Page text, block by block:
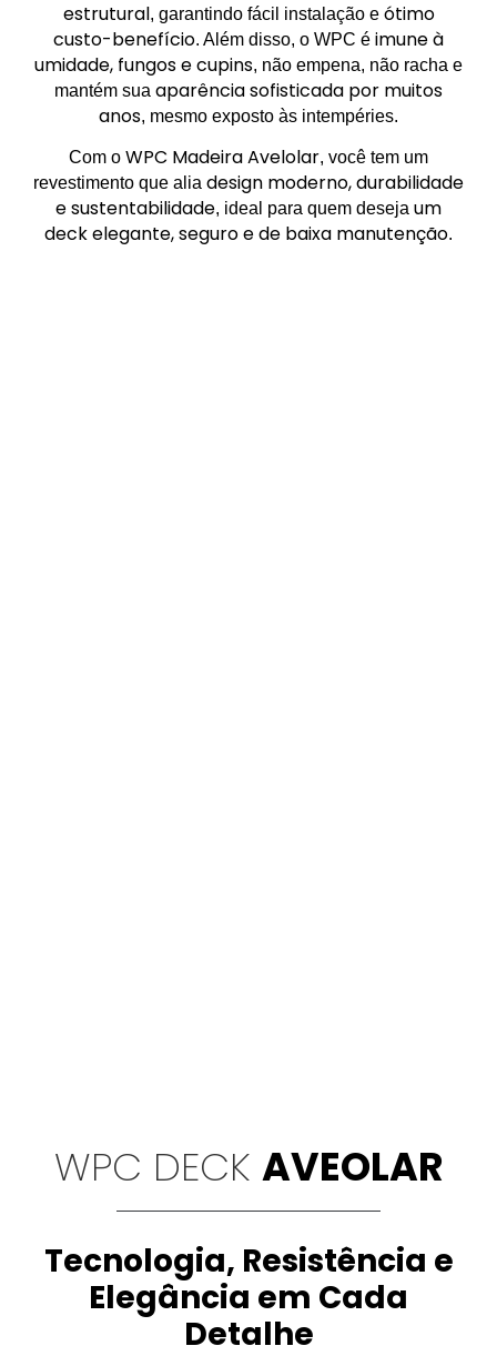
estrutural, garantindo fácil instalação e ótimo
custo-benefício. Além disso, o WPC é imune à
umidade, fungos e cupins, não empena, não racha e
mantém sua aparência sofisticada por muitos
anos, mesmo exposto às intempéries.
Com o WPC Madeira Avelolar, você tem um
revestimento que alia design moderno, durabilidade
e sustentabilidade, ideal para quem deseja um
deck elegante, seguro e de baixa manutenção.
WPC DECK AVEOLAR
Tecnologia, Resistência e
Elegância em Cada
Detalhe